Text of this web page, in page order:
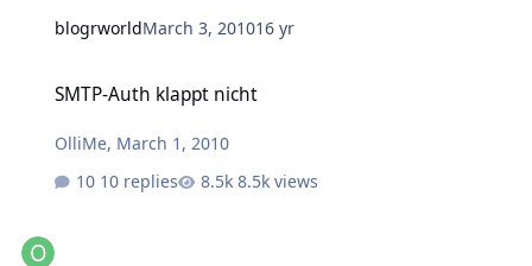
blogrworldMarch 3, 201016 yr
SMTP-Auth klappt nicht
OlliMe, March 1, 2010
10 replies
8.5k views